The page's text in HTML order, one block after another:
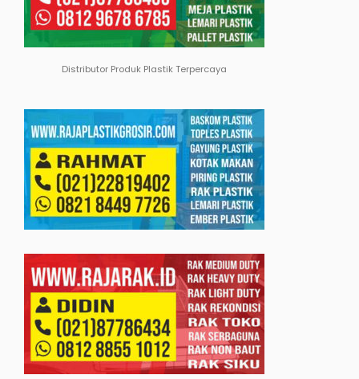
Distributor Produk Plastik Terpercaya